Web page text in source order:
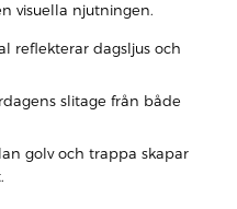
visuella njutningen.
reflekterar dagsljus och
slitage från både
golv och trappa skapar